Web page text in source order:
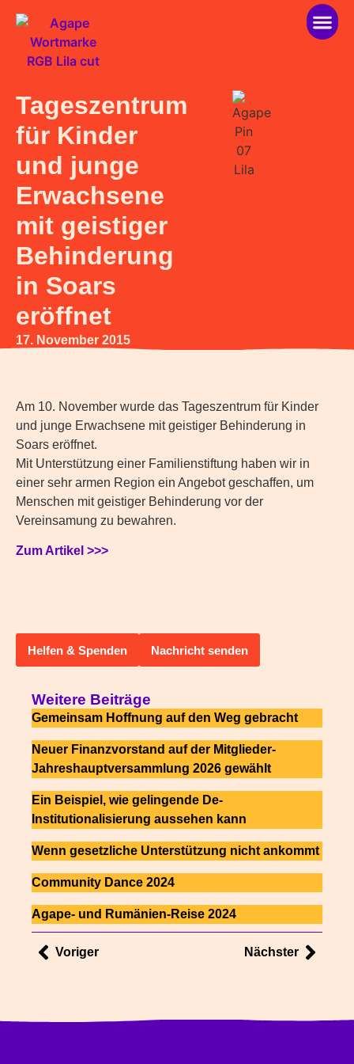
Tageszentrum
für Kinder
und junge
Erwachsene
mit geistiger
Behinderung
in Soars
eröffnet
17. November 2015
Am 10. November wurde das Tageszentrum für Kinder
und junge Erwachsene mit geistiger Behinderung in
Soars eröffnet.
Mit Unterstützung einer Familienstiftung haben wir in
einer sehr armen Region ein Angebot geschaffen, um
Menschen mit geistiger Behinderung vor der
Vereinsamung zu bewahren.
Zum Artikel >>>
Helfen & Spenden Nachricht senden
Weitere Beiträge
Gemeinsam Hoffnung auf den Weg gebracht
Neuer Finanzvorstand auf der Mitglieder-
Jahreshauptversammlung 2026 gewählt
Ein Beispiel, wie gelingende De-
Institutionalisierung aussehen kann
Wenn gesetzliche Unterstützung nicht ankommt
Community Dance 2024
Agape- und Rumänien-Reise 2024
Voriger Nächster